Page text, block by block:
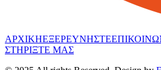
ΑΡΧΙΚΗΕΞΕΡΕΥΝΗΣΤΕ
ΣΤΗΡΙΞΤΕ ΜΑΣ